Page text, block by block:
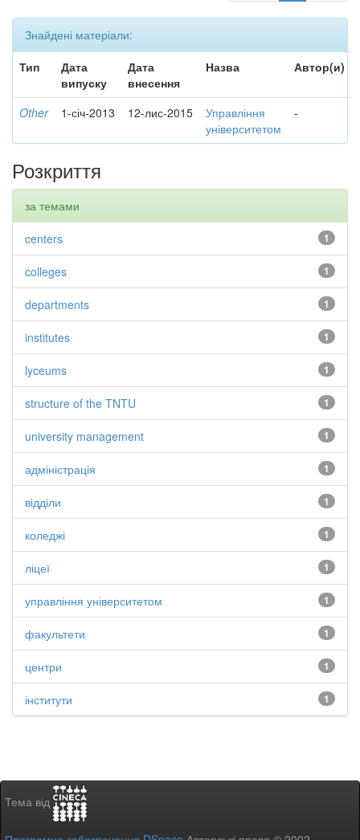
Знайдені матеріали:
Тип
Дата
випуску
Дата
внесення
Назва Автор(и)
Other 1-січ-2013 12-лис-2015
Управління
університетом
-
Розкриття
за темами
1
centers
1
colleges
1
departments
1
institutes
1
lyceums
1
structure of the TNTU
1
university management
1
адміністрація
1
відділи
1
коледжі
1
ліцеї
1
управління університетом
1
факультети
1
центри
1
інститути
Тема від